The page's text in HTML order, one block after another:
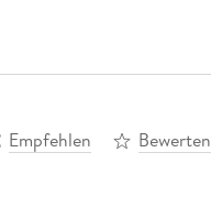
Empfehlen Bewerten